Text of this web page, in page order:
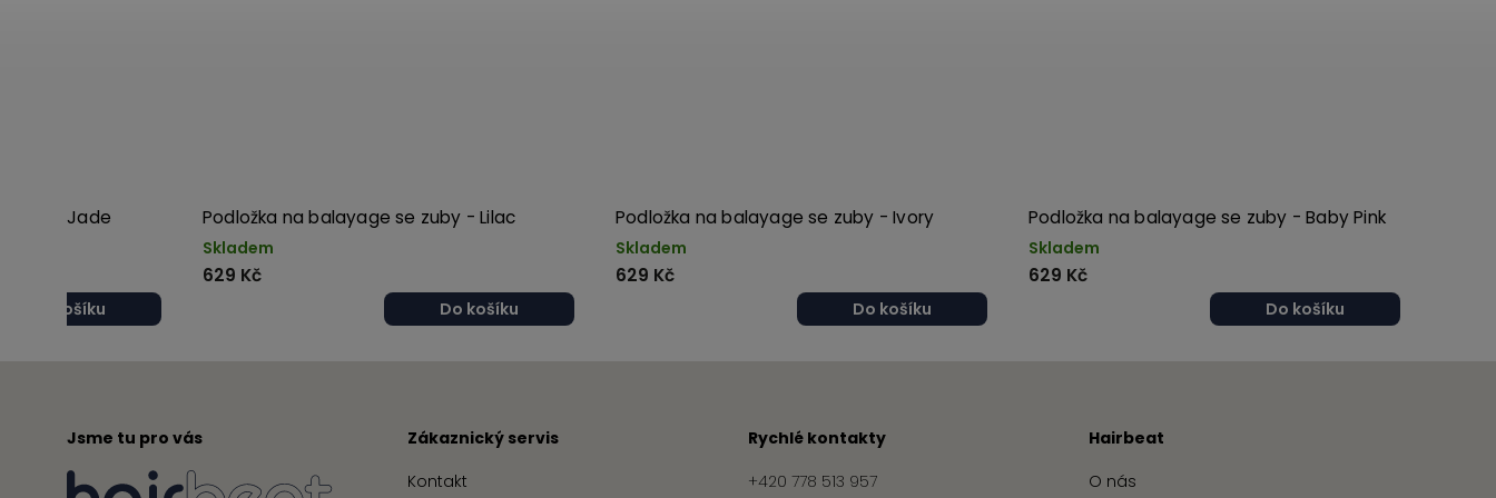
zuby - Jade
Do košíku
Podložka na balayage se zuby - Lilac
Skladem
629 Kč
Do košíku
Podložka na balayage se zuby - Ivory
Skladem
629 Kč
Do košíku
Podložka na balayage se zuby - Baby Pink
Skladem
629 Kč
Do košíku
Jsme tu pro vás
Zákaznický servis
Kontakt
Rychlé kontakty
+420 778 513 957
Hairbeat
O nás